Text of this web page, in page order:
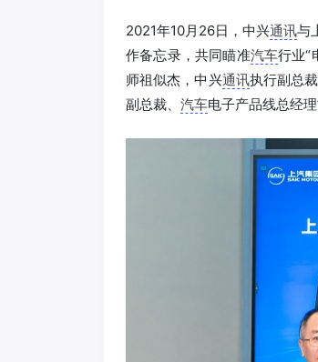
2021年10月26日，中兴通讯与
作备忘录，共同瞄准汽车行业“
师祖似杰，中兴通讯执行副总
副总裁、 汽车电子产品线总经